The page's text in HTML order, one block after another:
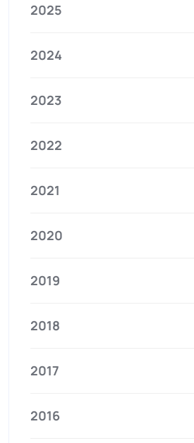
2025
2024
2023
2022
2021
2020
2019
2018
2017
2016